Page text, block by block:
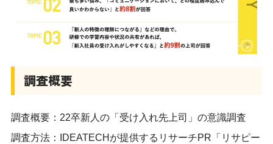
調査概要
調査概要：22卒新人の「受け入れ先上司」の意識調査
調査方法：IDEATECHが提供するリサーチPR「リサピー